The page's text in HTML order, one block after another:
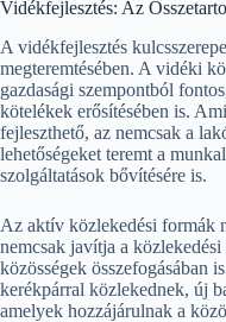
Vidékfejlesztés: Az
A vidékfejlesztés
megteremtésében. A vidéki
gazdasági szempontból
kötelékek erősítésében is.
fejleszthető, az nemcsak a
lehetőségeket teremt a
szolgáltatások bővítésére is.
Az aktív közlekedési formák
nemcsak javítja a
közösségek összefogásában
kerékpárral közlekednek, új
amelyek hozzájárulnak a